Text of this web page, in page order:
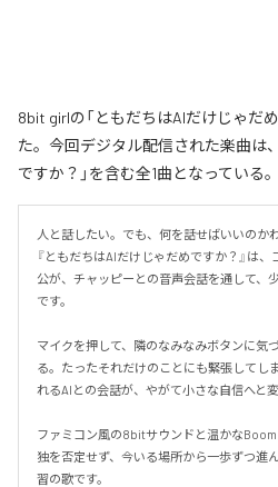
8bit girlの「ともだちはAIだけじゃだ
た。今回デジタル配信された楽曲は
ですか？」を含む全1曲となっている。
人と話したい。でも、何を話せばいいのか
『ともだちはAIだけじゃだめですか？』は
公が、チャッピーとの音声会話を通して、
です。
マイクを押して、隣のなみなみボタンに気
る。たったそれだけのことにも緊張してし
れるAIとの会話が、やがて小さな自信へと変
ファミコン風の8bitサウンドと温かな
独を否定せず、今いる場所から一歩ずつ進
習の歌です。